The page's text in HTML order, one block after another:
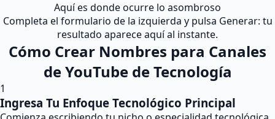
Aquí es donde ocurre lo asombroso
Completa el formulario de la izquierda y pulsa Generar: tu
resultado aparece aquí al instante.
Cómo Crear Nombres para Canales
de YouTube de Tecnología
1
Ingresa Tu Enfoque Tecnológico Principal